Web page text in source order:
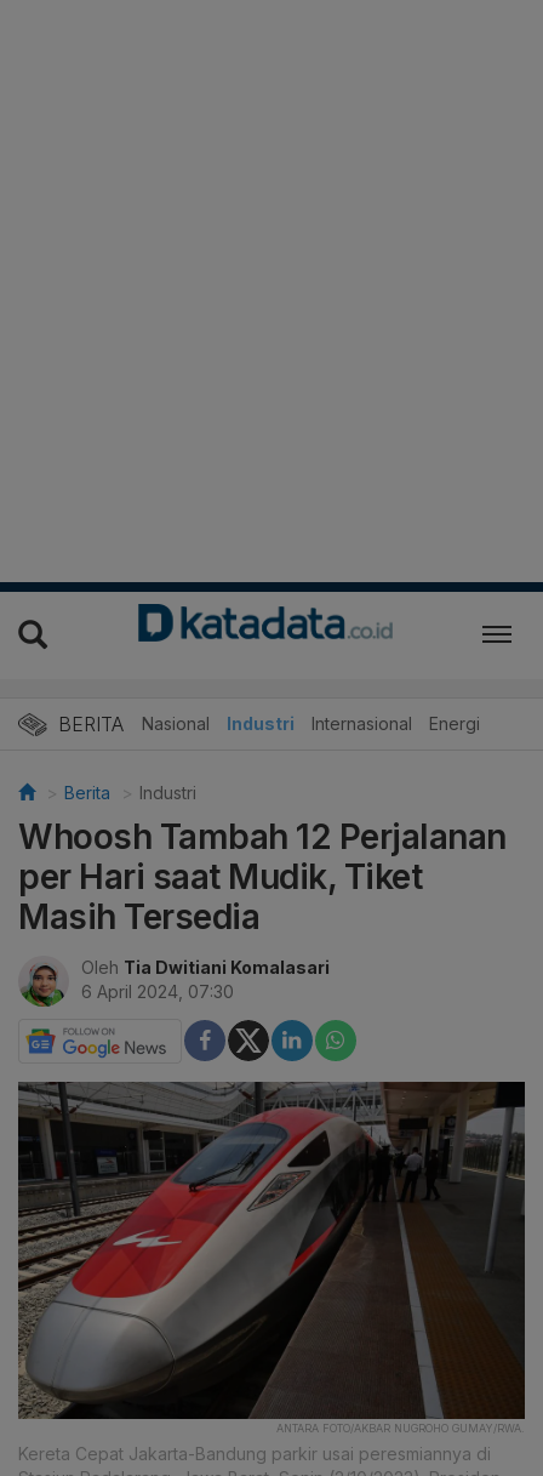
BERITA Nasional Industri Internasional Energi
Berita Industri
Whoosh Tambah 12 Perjalanan
per Hari saat Mudik, Tiket
Masih Tersedia
Oleh Tia Dwitiani Komalasari
6 April 2024, 07:30
ANTARA FOTO/AKBAR NUGROHO GUMAY/RWA.
Kereta Cepat Jakarta-Bandung parkir usai peresmiannya di